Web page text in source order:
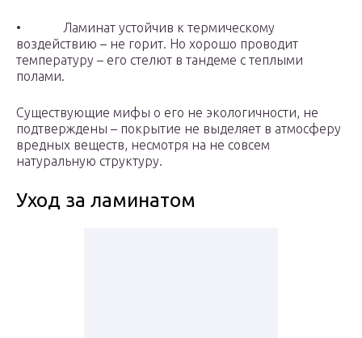
• Ламинат устойчив к термическому
воздействию – не горит. Но хорошо проводит
температуру – его стелют в тандеме с теплыми
полами.
Существующие мифы о его не экологичности, не
подтверждены – покрытие не выделяет в атмосферу
вредных веществ, несмотря на не совсем
натуральную структуру.
Уход за ламинатом